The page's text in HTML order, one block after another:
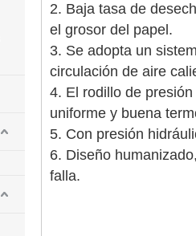
2. Baja tasa de
el grosor del papel.
3. Se adopta un
circulación de aire
4. El rodillo de
uniforme y buena
5. Con presión
6. Diseño
falla.